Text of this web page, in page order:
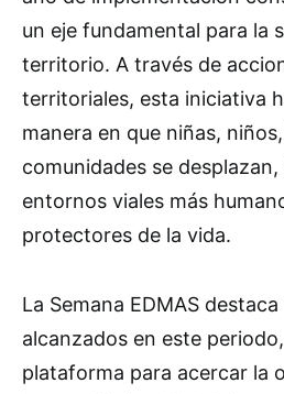
un eje fundamental para la
territorio. A través de
territoriales, esta iniciativa
manera en que niñas,
comunidades se
entornos viales más
protectores de la vida.
La Semana EDMAS
alcanzados en este
plataforma para acercar la